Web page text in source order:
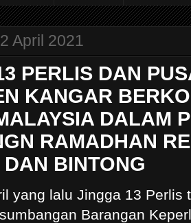
April 2021
PERLIS DAN
KANGAR
DALAM
RAMADHAN
DAN BINTONG
yang lalu Jingga 13
Barangan